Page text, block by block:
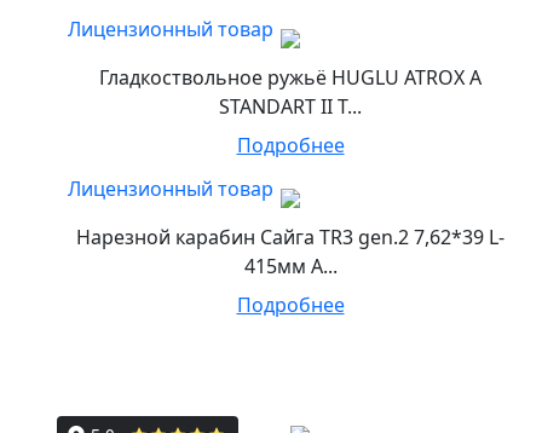
Лицензионный товар
Гладкоствольное ружьё HUGLU ATROX A
STANDART II T...
Подробнее
Лицензионный товар
Нарезной карабин Сайга TR3 gen.2 7,62*39 L-
415мм А...
Подробнее